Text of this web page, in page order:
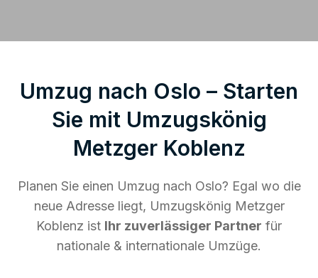
Umzug nach Oslo – Starten
Sie mit Umzugskönig
Metzger Koblenz
Planen Sie einen Umzug nach Oslo? Egal wo die
neue Adresse liegt, Umzugskönig Metzger
Koblenz ist Ihr zuverlässiger Partner für
nationale & internationale Umzüge.